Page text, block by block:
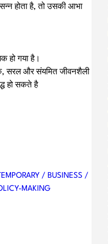
होता है, तो उसकी आभा
हो गया है।
सरल और संयमित जीवनशैली
हो सकते है
/ BUSINESS /
MAKING